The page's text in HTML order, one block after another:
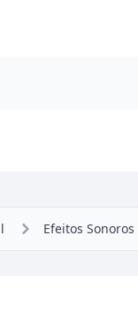
Efeitos Sonoros